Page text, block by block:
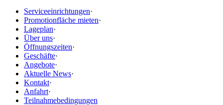
Serviceeinrichtungen·
Promotionfläche mieten·
Lageplan·
Über uns·
Öffnungszeiten·
Geschäfte·
Angebote·
Aktuelle News·
Kontakt·
Anfahrt·
Teilnahmebedingungen